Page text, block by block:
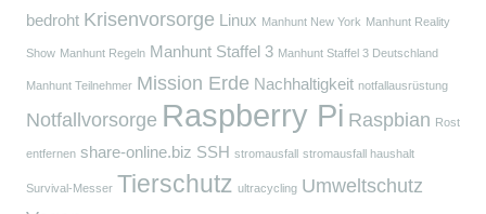
bedroht Krisenvorsorge Linux Manhunt New York Manhunt Reality
Show Manhunt Regeln Manhunt Staffel 3 Manhunt Staffel 3 Deutschland
Manhunt Teilnehmer Mission Erde Nachhaltigkeit notfallausrüstung
Notfallvorsorge Raspberry Pi Raspbian Rost
entfernen share-online.biz SSH stromausfall stromausfall haushalt
Survival-Messer Tierschutz ultracycling Umweltschutz